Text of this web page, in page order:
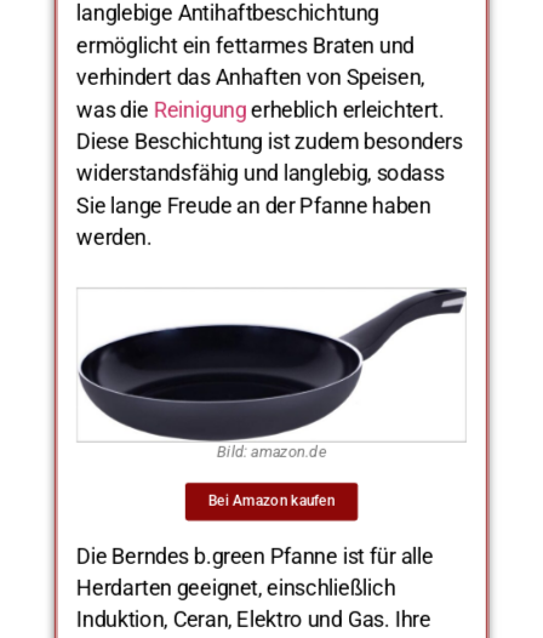
langlebige Antihaftbeschichtung
ermöglicht ein fettarmes Braten und
verhindert das Anhaften von Speisen,
was die Reinigung erheblich erleichtert.
Diese Beschichtung ist zudem besonders
widerstandsfähig und langlebig, sodass
Sie lange Freude an der Pfanne haben
werden.
Bild: amazon.de
Bei Amazon kaufen
Die Berndes b.green Pfanne ist für alle
Herdarten geeignet, einschließlich
Induktion, Ceran, Elektro und Gas. Ihre